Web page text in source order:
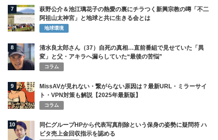
7
萩野公介＆池江璃花子の熱愛の裏にチラつく新興宗教の噂「不二
阿祖山太神宮」と地球と共に生きる会とは
地球環境
8
清水良太郎さん（37）自死の真相…直前番組で見せていた「異
変」と父・アキラへ漏らしていた“最後の苦悩”
コラム
9
MissAVが見れない・繋がらない原因は？最新URL・ミラーサイ
ト・VPN対策も解説【2025年最新版】
コラム
10
同仁グループHPから代表写真削除という保身の姿勢に疑問符 ハ
ビタ売上金回収指示を認める